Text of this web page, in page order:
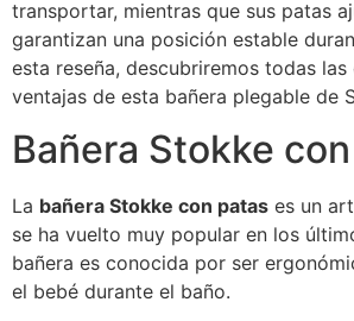
transportar, mientras que sus patas
garantizan una posición estable
esta reseña, descubriremos todas
ventajas de esta bañera plegable de
Bañera Stokke
La bañera Stokke con patas es un
se ha vuelto muy popular en los
bañera es conocida por ser
el bebé durante el baño.